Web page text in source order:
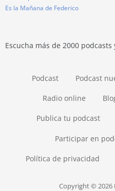
Es la Mañana de Federico
Escucha más de 2000
Podcast Podcast
Radio online
Publica tu podcast
Participar en
Política de privacidad
Copyright © 2026